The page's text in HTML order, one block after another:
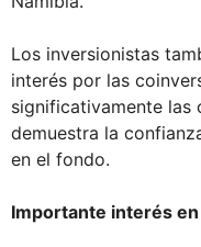
Los inversionistas
interés por las
significativamente las
demuestra la
en el fondo.
Importante interés en